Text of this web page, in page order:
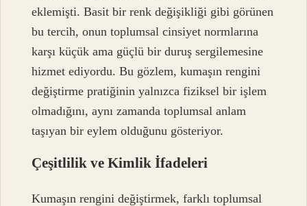
eklemişti. Basit bir renk değişikliği gibi görünen
bu tercih, onun toplumsal cinsiyet normlarına
karşı küçük ama güçlü bir duruş sergilemesine
hizmet ediyordu. Bu gözlem, kumaşın rengini
değiştirme pratiğinin yalnızca fiziksel bir işlem
olmadığını, aynı zamanda toplumsal anlam
taşıyan bir eylem olduğunu gösteriyor.
Çeşitlilik ve Kimlik İfadeleri
Kumaşın rengini değiştirmek, farklı toplumsal